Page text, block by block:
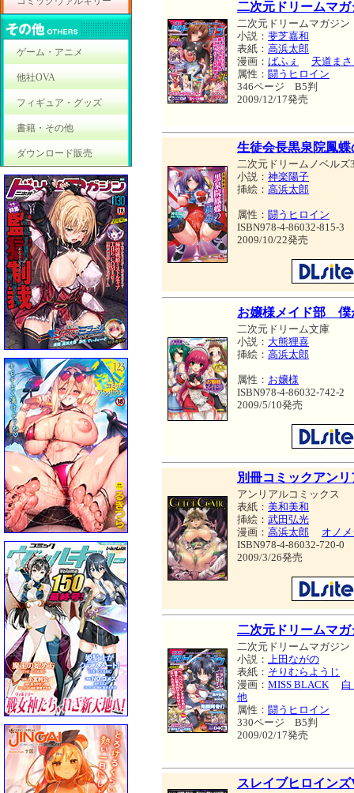
ゲーム・アニメ
他社OVA
フィギュア・グッズ
書籍・その他
ダウンロード販売
二次元ドリームマガ
二次元ドリームマガジン
小説： 斐芝嘉和
表紙： 高浜太郎
漫画： ぱふぇ
天道ま
属性： 闘うヒロイン
346ページ B5判
2009/12/17発売
生徒会長黒泉院鳳蝶
二次元ドリームノベルズ
小説： 神楽陽子
挿絵： 高浜太郎
属性： 闘うヒロイン
ISBN978-4-86032-815-3
2009/10/22発売
お嬢様メイド部 僕
二次元ドリーム文庫
小説： 大熊狸喜
挿絵： 高浜太郎
属性： お嬢様
ISBN978-4-86032-742-2
2009/5/10発売
別冊コミックアン
アンリアルコミックス
表紙： 美和美和
挿絵： 武田弘光
漫画： 高浜太郎
オノ
ISBN978-4-86032-720-0
2009/3/26発売
二次元ドリームマガ
二次元ドリームマガジン
小説： 上田ながの
表紙： そりむらようじ
漫画： MISS BLACK
他
属性： 闘うヒロイン
330ページ B5判
2009/02/17発売
スレイブヒロインズ